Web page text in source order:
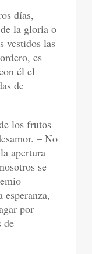
días,
la gloria o
vestidos las
es
él el
de
los frutos
– No
apertura
se
por
de